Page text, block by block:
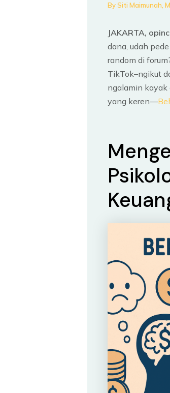
BySiti Maimunah,
JAKARTA,
dana, udah
random di
TikTok–ngikut
ngalamin kayak
yang keren—